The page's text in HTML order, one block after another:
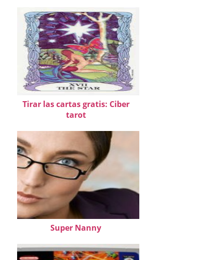
Tirar las cartas gratis: Ciber
tarot
Super Nanny